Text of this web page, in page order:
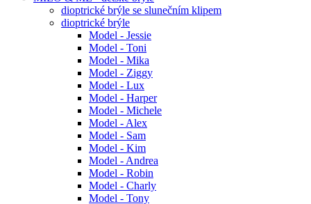
dioptrické brýle se slunečním klipem
dioptrické brýle
Model - Jessie
Model - Toni
Model - Mika
Model - Ziggy
Model - Lux
Model - Harper
Model - Michele
Model - Alex
Model - Sam
Model - Kim
Model - Andrea
Model - Robin
Model - Charly
Model - Tony